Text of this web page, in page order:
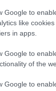
Google to
like
in apps.
Google to
of the
Google to
en cause le
Ils craignent